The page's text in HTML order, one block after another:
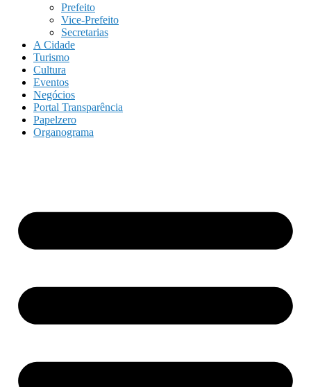
Prefeito
Vice-Prefeito
Secretarias
A Cidade
Turismo
Cultura
Eventos
Negócios
Portal Transparência
Papelzero
Organograma